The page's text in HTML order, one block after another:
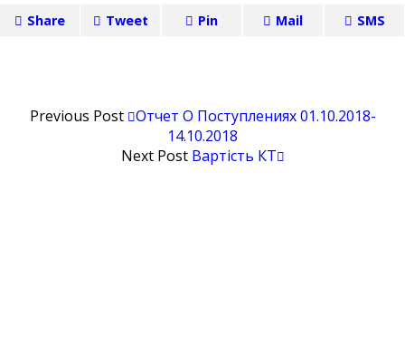
Share Tweet Pin Mail SMS
Previous Post Отчет О Поступлениях 01.10.2018-
14.10.2018
Next Post Вартість КТ